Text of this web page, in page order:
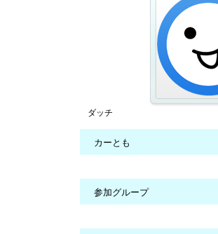
ダッチ
カーとも
参加グループ